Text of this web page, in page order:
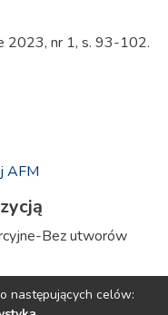
2023, nr 1, s. 93-102.
AFM
Bez utworów
następujących celów: